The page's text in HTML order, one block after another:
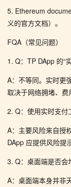
5. Ethereum
义的官方文档）。
FQA（常见问题）
1. Q：TP DApp 的“
A：不等同。实时更
取决于网络拥堵、费
2. Q：使用实时支付
A：主要风险来自授
DApp 应提供风险提
3. Q：桌面端是否会
A：桌面端本身并非